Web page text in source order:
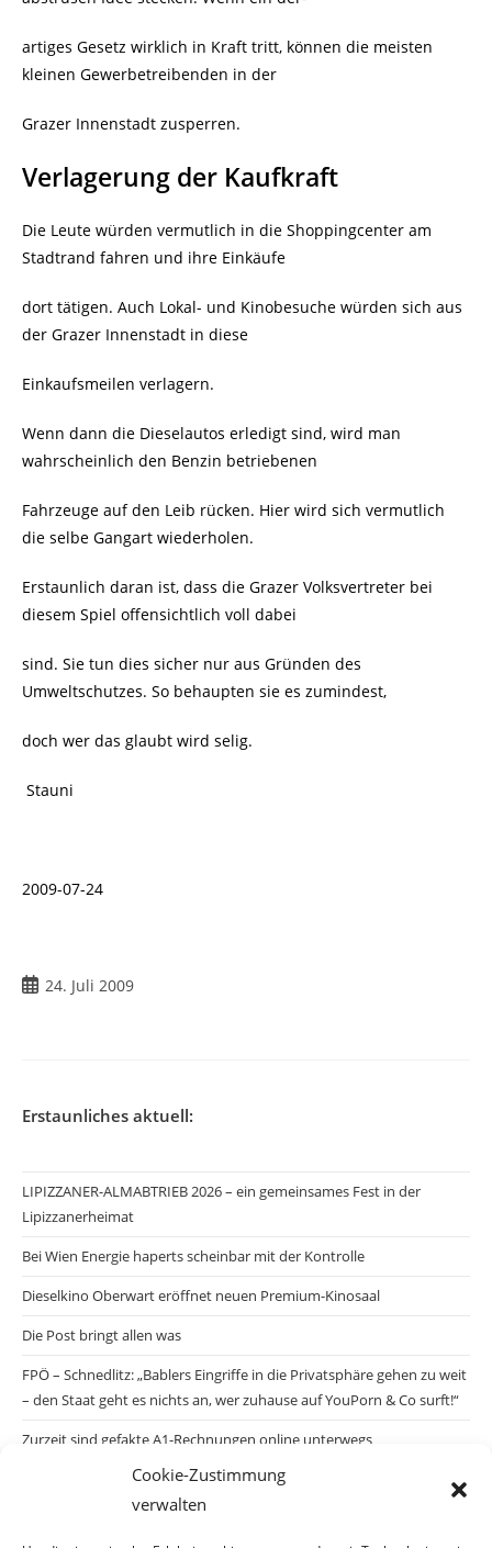
Cookie-Zustimmung
verwalten
artiges Gesetz wirklich in Kraft tritt, können die meisten
kleinen Gewerbetreibenden in der
Grazer Innenstadt zusperren.
Verlagerung der Kaufkraft
Die Leute würden vermutlich in die Shoppingcenter am
Stadtrand fahren und ihre Einkäufe
dort tätigen. Auch Lokal- und Kinobesuche würden sich aus
der Grazer Innenstadt in diese
Einkaufsmeilen verlagern.
Wenn dann die Dieselautos erledigt sind, wird man
wahrscheinlich den Benzin betriebenen
Fahrzeuge auf den Leib rücken. Hier wird sich vermutlich
die selbe Gangart wiederholen.
Erstaunlich daran ist, dass die Grazer Volksvertreter bei
diesem Spiel offensichtlich voll dabei
sind. Sie tun dies sicher nur aus Gründen des
Umweltschutzes. So behaupten sie es zumindest,
doch wer das glaubt wird selig.
Stauni
2009-07-24
Beitrag
24. Juli 2009
Erstaunliches aktuell:
LIPIZZANER-ALMABTRIEB 2026 – ein gemeinsames Fest in der
Lipizzanerheimat
Bei Wien Energie haperts scheinbar mit der Kontrolle
Dieselkino Oberwart eröffnet neuen Premium-Kinosaal
Die Post bringt allen was
FPÖ – Schnedlitz: „Bablers Eingriffe in die Privatsphäre gehen zu weit
– den Staat geht es nichts an, wer zuhause auf YouPorn & Co surft!“
Zurzeit sind gefakte A1-Rechnungen online unterwegs
Salzburgs Juden und ihre Sicherheit: „Erst nach einem Anschlag wäre
die Gefahr endlich konkret!“
Biologisches Wunder in Ceuta